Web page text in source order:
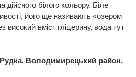
білого кольору. Біле
його ще називають «озером
високий вміст гліцерину, вода тут
Володимирецький район,